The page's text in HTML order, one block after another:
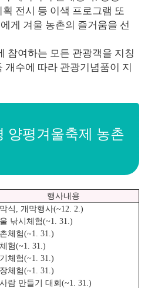
전시 등 이색 프로그램 또
게 겨울 농촌의 즐거움을 선
참여하는 모든 관광객을 지칭
수에 따라 관광기념품이 지
양평겨울축제
농촌
행사내용
식 개막행사(~12. 2.)
낚시체험(~1. 31.)
체험(~1. 31.)
험(~1. 31.)
체험(~1. 31.)
체험(~1. 31.)
람 만들기 대회(~1. 31.)